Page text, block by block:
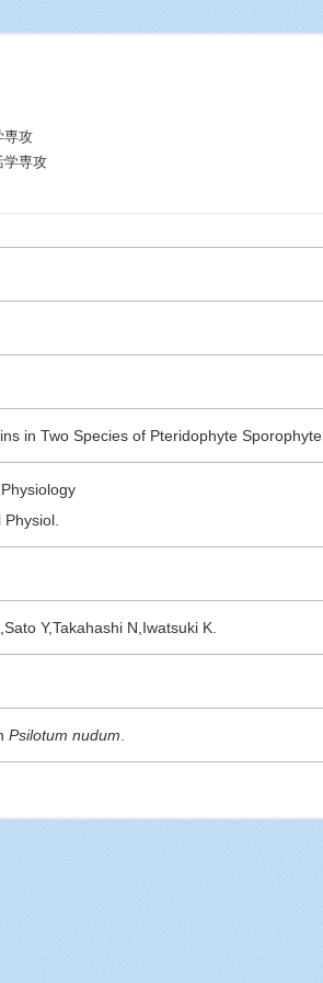
専攻
学専攻
in Two Species of Pteridophyte Sporophyte.
Y,Takahashi N,Iwatsuki K.
Psilotum nudum